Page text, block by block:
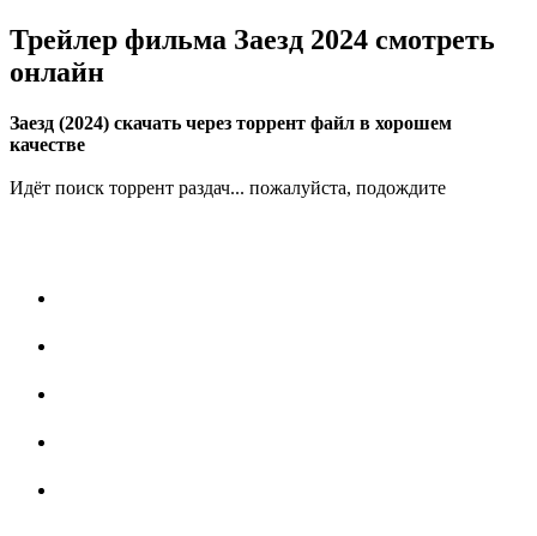
Трейлер фильма Заезд 2024 смотреть
онлайн
Заезд (2024) скачать через торрент файл в хорошем
качестве
Идёт поиск торрент раздач... пожалуйста, подождите